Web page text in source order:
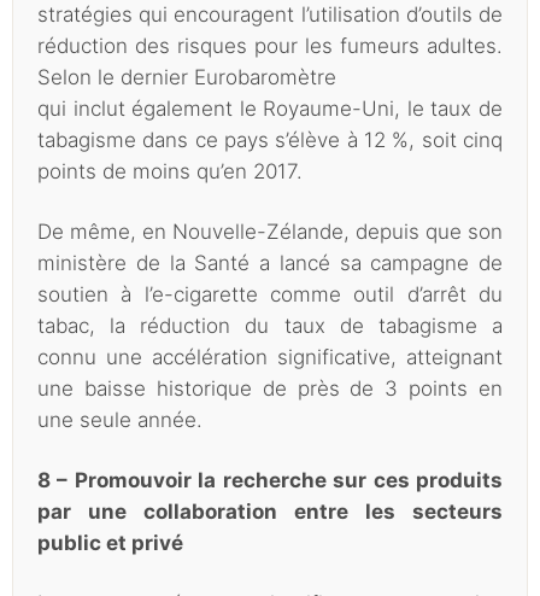
stratégies qui encouragent l’utilisation d’outils de
réduction des risques pour les fumeurs adultes.
Selon le dernier Eurobaromètre
qui inclut également le Royaume-Uni, le taux de
tabagisme dans ce pays s’élève à 12 %, soit cinq
points de moins qu’en 2017.
De même, en Nouvelle-Zélande, depuis que son
ministère de la Santé a lancé sa campagne de
soutien à l’e-cigarette comme outil d’arrêt du
tabac, la réduction du taux de tabagisme a
connu une accélération significative, atteignant
une baisse historique de près de 3 points en
une seule année.
8 – Promouvoir la recherche sur ces produits
par une collaboration entre les secteurs
public et privé